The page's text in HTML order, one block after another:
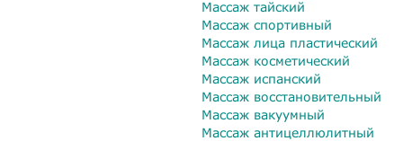
Массаж тайский
Массаж спортивный
Массаж лица пластический
Массаж косметический
Массаж испанский
Массаж восстановительный
Массаж вакуумный
Массаж антицеллюлитный